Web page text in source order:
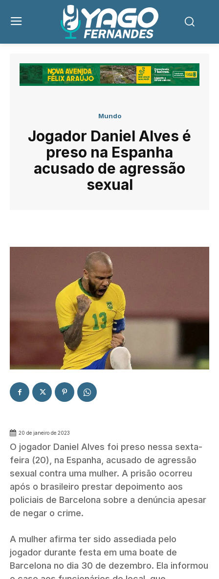
Mundo
Jogador Daniel Alves é
preso na Espanha
acusado de agressão
sexual
20 de janeiro de 2023
O jogador Daniel Alves foi preso nessa sexta-
feira (20), na Espanha, acusado de agressão
sexual contra uma mulher. A prisão ocorreu
após o brasileiro prestar depoimento aos
policiais de Barcelona sobre a denúncia apesar
de negar o crime.
A mulher afirma ter sido assediada pelo
jogador durante festa em uma boate de
Barcelona no dia 30 de dezembro. Ela informou